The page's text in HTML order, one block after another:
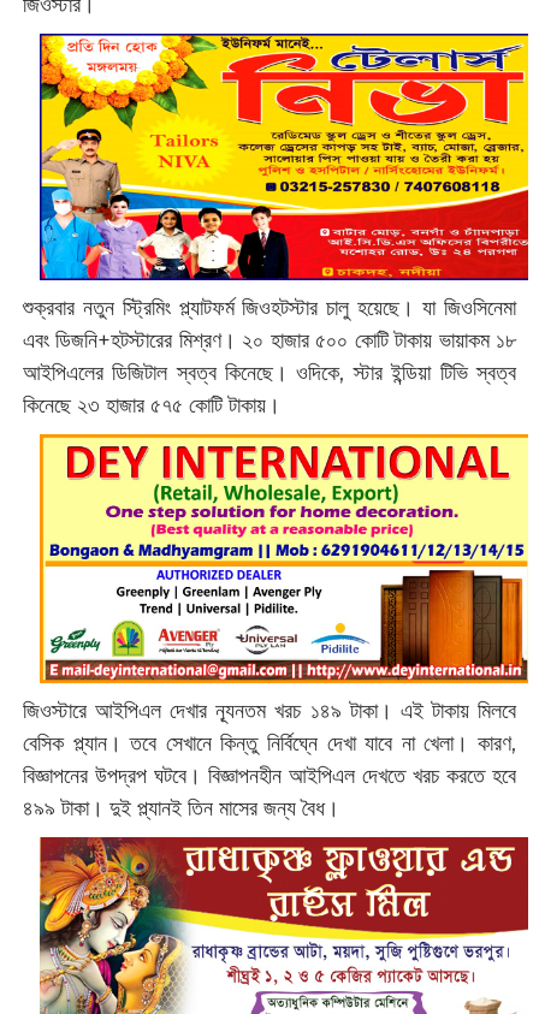
শুক্রবার নতুন স্ট্রিমিং প্ল্যাটফর্ম জিওহটস্টার চালু হয়েছে। যা জিওসিনেমা
এবং ডিজনি+হটস্টারের মিশ্রণ। ২০ হাজার ৫০০ কোটি টাকায় ভায়াকম ১৮
আইপিএলের ডিজিটাল স্বত্ব কিনেছে। ওদিকে, স্টার ইন্ডিয়া টিভি স্বত্ব
কিনেছে ২৩ হাজার ৫৭৫ কোটি টাকায়।
জিওস্টারে আইপিএল দেখার ন্যূনতম খরচ ১৪৯ টাকা। এই টাকায় মিলবে
বেসিক প্ল্যান। তবে সেখানে কিন্তু নির্বিঘ্নে দেখা যাবে না খেলা। কারণ,
বিজ্ঞাপনের উপদ্রপ ঘটবে। বিজ্ঞাপনহীন আইপিএল দেখতে খরচ করতে হবে
৪৯৯ টাকা। দুই প্ল্যানই তিন মাসের জন্য বৈধ।